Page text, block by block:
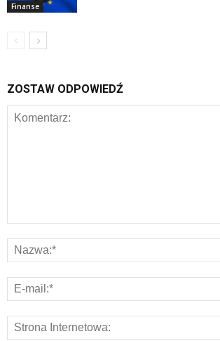
Finanse
ZOSTAW ODPOWIEDŹ